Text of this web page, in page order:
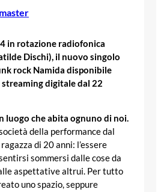
master
in rotazione radiofonica
Dischi), il nuovo singolo
rock Namida disponibile
digitale dal 22
luogo che abita ognuno di noi.
della performance dal
di 20 anni: l’essere
sommersi dalle cose da
aspettative altrui. Per tutto
uno spazio, seppure